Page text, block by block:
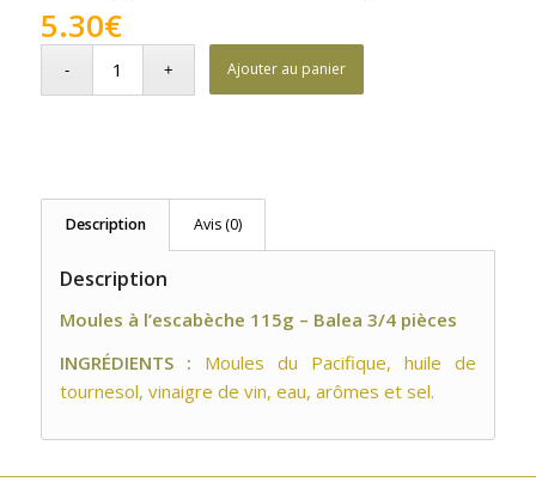
5.30€
Ajouter au panier
Description Avis (0)
Description
Moules à l’escabèche 115g – Balea 3/4 pièces
INGRÉDIENTS : Moules du Pacifique, huile de
tournesol, vinaigre de vin, eau, arômes et sel.